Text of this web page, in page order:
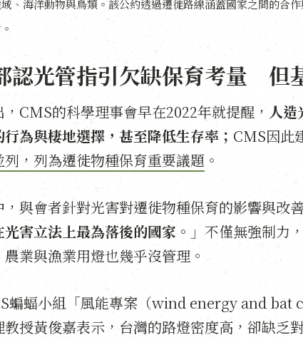
、海洋動物與鳥類。該公約透過遷徙路線涵蓋國家之間的合
。
認光管指引欠缺保育考量 但
CMS的科學理事會早在2022年就提醒， 人造
為與棲地選擇，甚至降低生存率； CMS因此
，列為遷徙物種保育重要議題 。
，與會者針對光害對遷徙物種保育的影響與改
害立法上最為落後的國家。 」不僅無強制力
農業與漁業用燈也幾乎沒管理。
蝙蝠小組「風能專案（wind energy and bat
教授黃俊嘉表示，台灣的路燈密度高，卻缺乏